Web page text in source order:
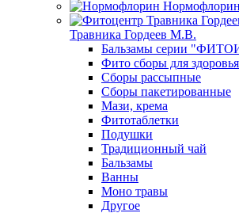
Нормофлорин
Травника Гордеев М.В.
Бальзамы серии
Фито сборы для здоровья
Сборы рассыпные
Сборы пакетированные
Мази, крема
Фитотаблетки
Подушки
Традиционный чай
Бальзамы
Ванны
Моно травы
Другое